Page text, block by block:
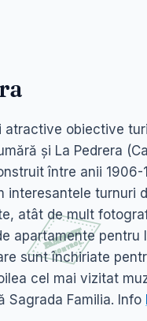
atractive obiective
și La Pedrera
între anii 1906-
interesantele turnuri
atât de mult
apartamente pentru
sunt închiriate
cel mai vizitat
Sagrada Familia. Info